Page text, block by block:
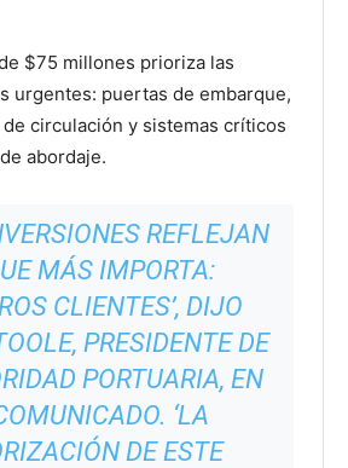
$75 millones prioriza las
urgentes: puertas de embarque,
circulación y sistemas críticos
abordaje.
REFLEJAN
MÁS IMPORTA:
CLIENTES’, DIJO
PRESIDENTE DE
PORTUARIA, EN
‘LA
DE ESTE